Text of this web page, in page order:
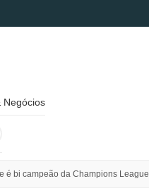
Negócios
é bi campeão da Champions